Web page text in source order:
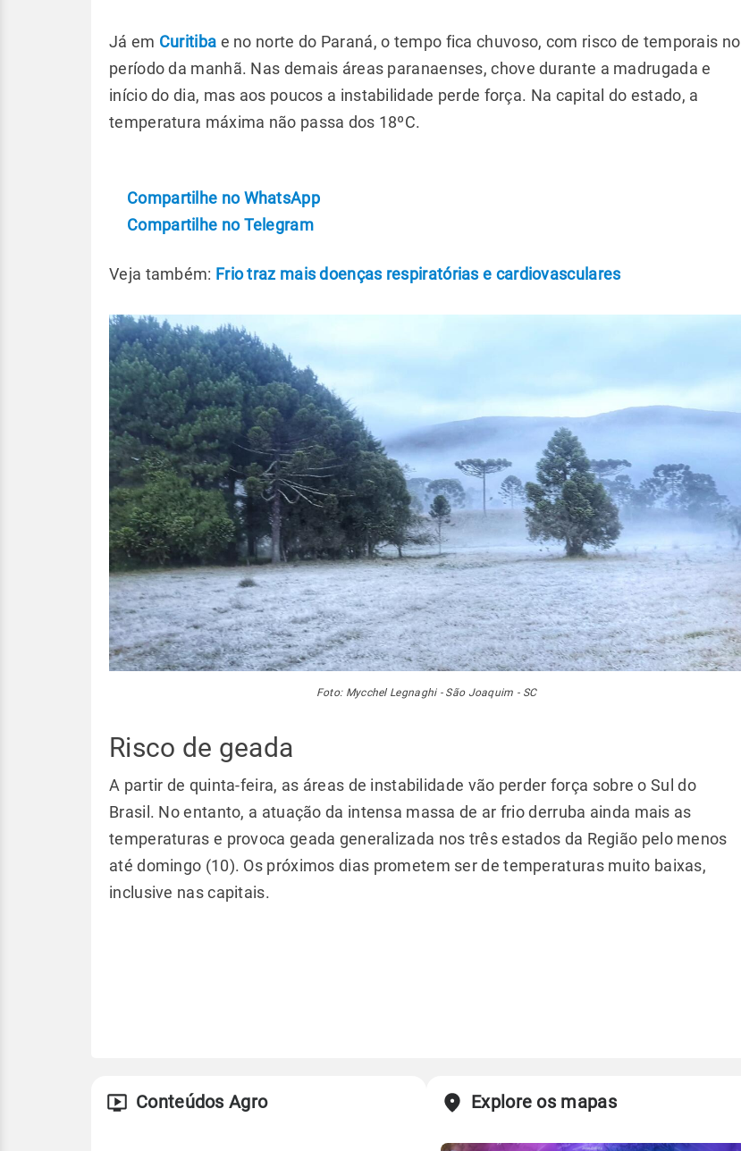
Já em Curitiba e no norte do Paraná, o tempo fica chuvoso, com risco de temporais no
período da manhã. Nas demais áreas paranaenses, chove durante a madrugada e
início do dia, mas aos poucos a instabilidade perde força. Na capital do estado, a
temperatura máxima não passa dos 18ºC.
Compartilhe no WhatsApp
Compartilhe no Telegram
Veja também: Frio traz mais doenças respiratórias e cardiovasculares
Foto: Mycchel Legnaghi - São Joaquim - SC
Risco de geada
A partir de quinta-feira, as áreas de instabilidade vão perder força sobre o Sul do
Brasil. No entanto, a atuação da intensa massa de ar frio derruba ainda mais as
temperaturas e provoca geada generalizada nos três estados da Região pelo menos
até domingo (10). Os próximos dias prometem ser de temperaturas muito baixas,
inclusive nas capitais.
Conteúdos Agro Explore os mapas